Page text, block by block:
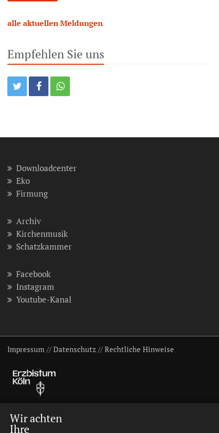
alle aktuellen Meldungen
Empfehlen Sie uns
Downloadcenter
Eko
Firmung
Archiv
Kirchenmusik
Schatzkammer
Facebook
Instagram
Youtube-Kanal
Impressum //Datenschutz //Rechtliche Hinweise
Wir achten
Ihre